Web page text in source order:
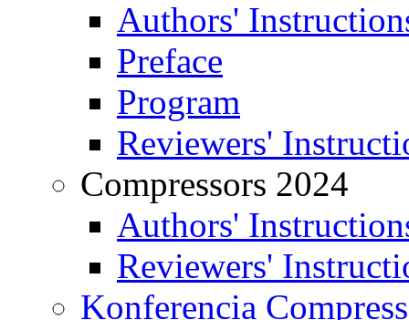
Authors'
Preface
Program
Reviewers'
Compressors 2024
Authors'
Reviewers'
Konferencia